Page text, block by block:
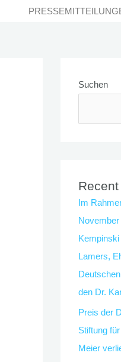
Suchen
Im
Lamers,
den Dr.
Preis der
Stiftung
Meier